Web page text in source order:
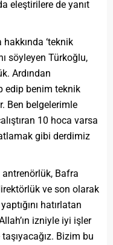
eleştirilere de yanıt
‘teknik
söyleyen Türkoğlu,
Ardından
edip benim teknik
Ben belgelerimle
10 hoca varsa
gibi derdimiz
antrenörlük, Bafra
ve son olarak
hatırlatan
izniyle iyi işler
Bizim bu